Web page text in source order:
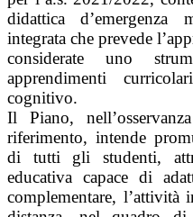
didattica
integrata che prevede
considerate uno
apprendimenti
cognitivo.
Il Piano,
riferimento, intende
di tutti gli studenti,
educativa capace di
complementare, l’attività